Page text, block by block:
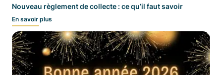
Nouveau règlement de collecte : ce qu’il faut savoir
En savoir plus